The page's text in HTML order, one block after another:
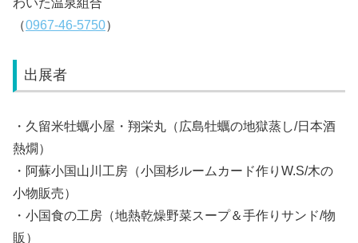
わいた温泉組合
（0967-46-5750）
出展者
・久留米牡蠣小屋・翔栄丸（広島牡蠣の地獄蒸し/日本酒
熱燗）
・阿蘇小国山川工房（小国杉ルームカード作りW.S/木の
小物販売）
・小国食の工房（地熱乾燥野菜スープ＆手作りサンド/物
販）